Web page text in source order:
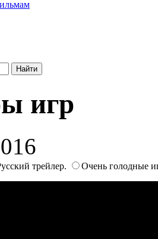
игр
трейлер. Очень голодные